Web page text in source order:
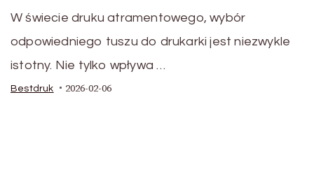
W świecie druku atramentowego, wybór
odpowiedniego tuszu do drukarki jest niezwykle
istotny. Nie tylko wpływa …
Bestdruk 2026-02-06